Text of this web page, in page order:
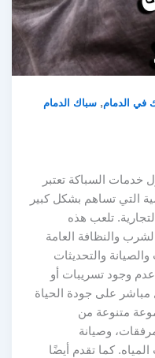
في الدمام,سباك الدمام
السباكة تعتبر
التي تساهم بشكل كبير
تلعب هذه
والنظافة العامة
والتحديثات
وجود تسريبات أو
مباشر على جودة الحياة
متنوعة من
وصيانة
كما تقدم أيضًا